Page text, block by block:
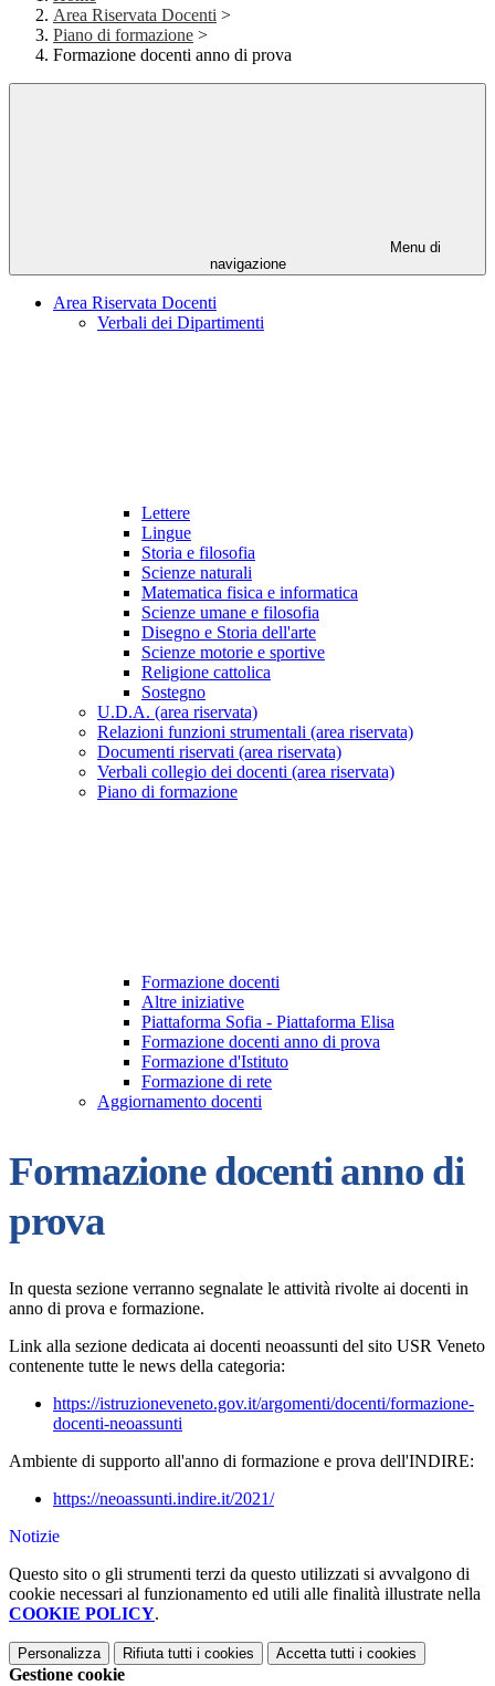
Area Riservata Docenti >
Piano di formazione >
Formazione docenti anno di prova
Menu di
navigazione
Area Riservata Docenti
Verbali dei Dipartimenti
Lettere
Lingue
Storia e filosofia
Scienze naturali
Matematica fisica e informatica
Scienze umane e filosofia
Disegno e Storia dell'arte
Scienze motorie e sportive
Religione cattolica
Sostegno
U.D.A. (area riservata)
Relazioni funzioni strumentali (area riservata)
Documenti riservati (area riservata)
Verbali collegio dei docenti (area riservata)
Piano di formazione
Formazione docenti
Altre iniziative
Piattaforma Sofia - Piattaforma Elisa
Formazione docenti anno di prova
Formazione d'Istituto
Formazione di rete
Aggiornamento docenti
Formazione docenti anno di
prova
In questa sezione verranno segnalate le attività rivolte ai docenti in
anno di prova e formazione.
Link alla sezione dedicata ai docenti neoassunti del sito USR Veneto
contenente tutte le news della categoria:
https://istruzioneveneto.gov.it/argomenti/docenti/formazione-
docenti-neoassunti
Ambiente di supporto all'anno di formazione e prova dell'INDIRE:
https://neoassunti.indire.it/2021/
Notizie
Questo sito o gli strumenti terzi da questo utilizzati si avvalgono di
cookie necessari al funzionamento ed utili alle finalità illustrate nella
COOKIE POLICY.
Personalizza Rifiuta tutti i cookies Accetta tutti i cookies
Gestione cookie